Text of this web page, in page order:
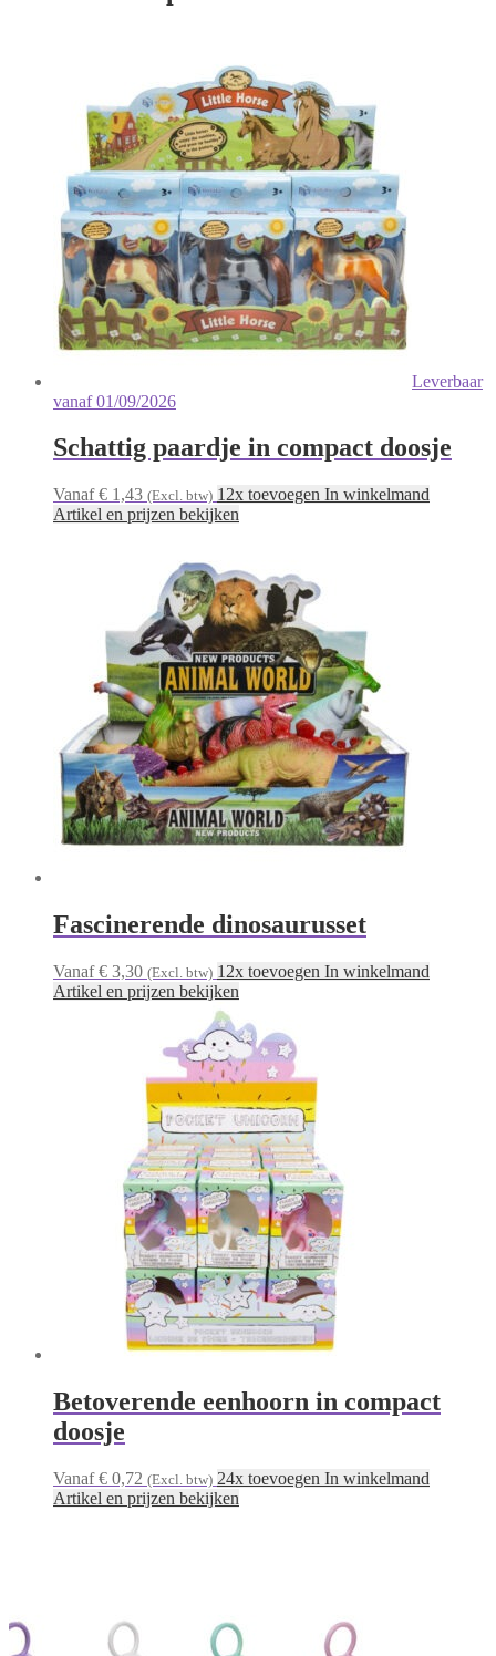
Leverbaar
vanaf 01/09/2026
Schattig paardje in compact doosje
Vanaf € 1,43 (Excl. btw) 12x toevoegen In winkelmand
Artikel en prijzen bekijken
Fascinerende dinosaurusset
Vanaf € 3,30 (Excl. btw) 12x toevoegen In winkelmand
Artikel en prijzen bekijken
Betoverende eenhoorn in compact
doosje
Vanaf € 0,72 (Excl. btw) 24x toevoegen In winkelmand
Artikel en prijzen bekijken